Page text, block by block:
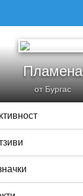
Пламена
от Бургас